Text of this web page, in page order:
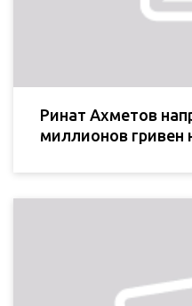
Ринат Ахметов
миллионов гривен